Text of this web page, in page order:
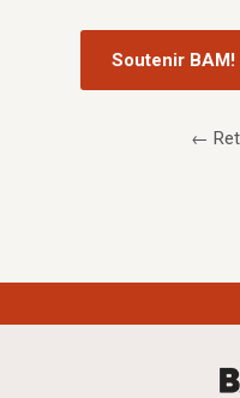
Soutenir BAM!
←